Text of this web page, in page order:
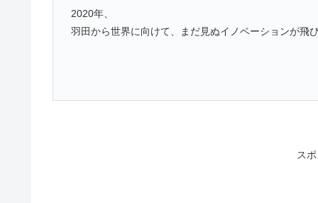
2020年、
⽻⽥から世界に向けて、まだ見ぬイノベーションが飛
ス